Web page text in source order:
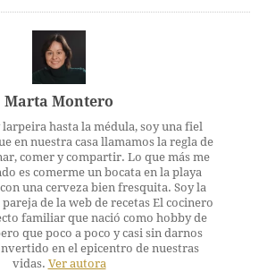
Marta Montero
hasta la médula, soy una fiel
en nuestra casa llamamos la regla de
comer y compartir. Lo que más me
es comerme un bocata en la playa
una cerveza bien fresquita. Soy la
de la web de recetas El cocinero
familiar que nació como hobby de
que poco a poco y casi sin darnos
en el epicentro de nuestras
vidas. Ver autora